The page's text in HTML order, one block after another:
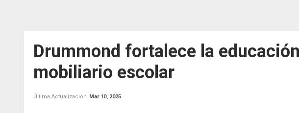
Drummond fortalece la
mobiliario escolar
Última Actualización Mar 10, 2025